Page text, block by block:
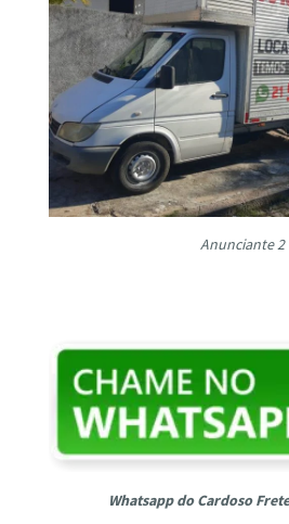
Anunciante 2
Whatsapp do Cardoso